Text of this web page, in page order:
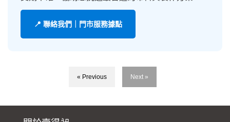
📍 聯絡我們｜門市服務據點
« Previous Next »